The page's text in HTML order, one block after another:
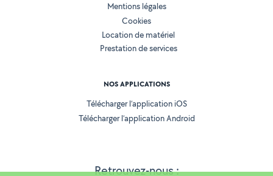
Retrouvez-nous :
Mentions légales
Cookies
Location de matériel
Prestation de services
NOS APPLICATIONS
Télécharger l’application iOS
Télécharger l’application Android